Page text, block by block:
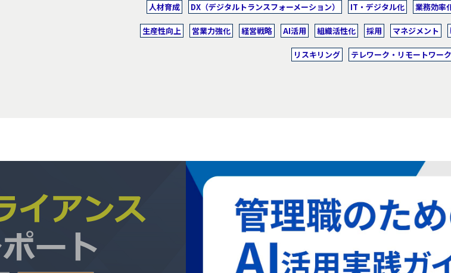
人材育成 DX（デジタルトランスフォーメーション） IT・デジタル化 業務効率
生産性向上 営業力強化 経営戦略 AI活用 組織活性化 採用 マネジメント
リスキリング テレワーク・リモートワーク